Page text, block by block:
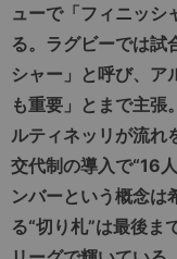
ューで「フィニッシ
る。ラグビーでは試
シャー」と呼び、ア
も重要」とまで主張
ルティネッリが流れ
交代制の導入で“16
ンバーという概念は
る“切り札”は最後